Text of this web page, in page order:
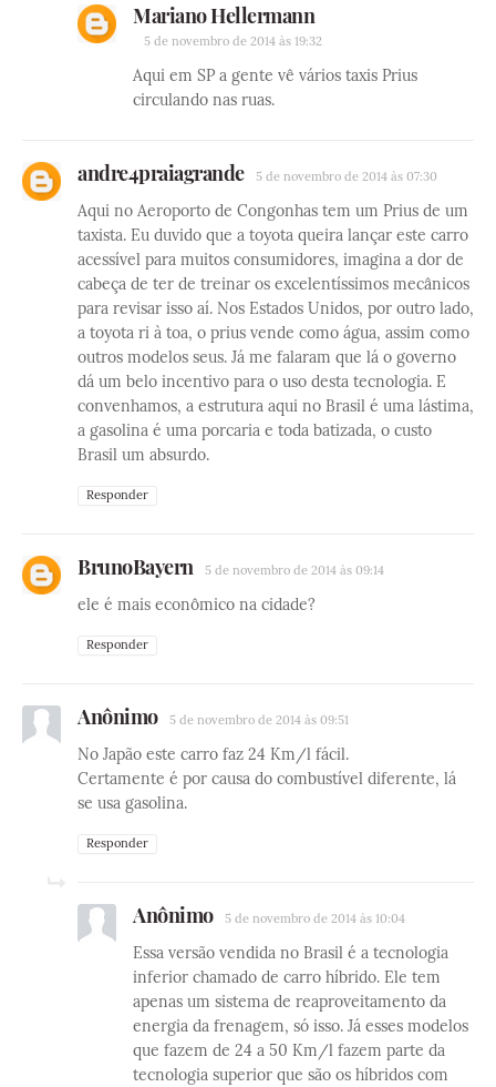
Mariano Hellermann
5 de novembro de 2014 às 19:32
Aqui em SP a gente vê vários taxis Prius
circulando nas ruas.
andre4praiagrande 5 de novembro de 2014 às 07:30
Aqui no Aeroporto de Congonhas tem um Prius de um
taxista. Eu duvido que a toyota queira lançar este carro
acessível para muitos consumidores, imagina a dor de
cabeça de ter de treinar os excelentíssimos mecânicos
para revisar isso aí. Nos Estados Unidos, por outro lado,
a toyota ri à toa, o prius vende como água, assim como
outros modelos seus. Já me falaram que lá o governo
dá um belo incentivo para o uso desta tecnologia. E
convenhamos, a estrutura aqui no Brasil é uma lástima,
a gasolina é uma porcaria e toda batizada, o custo
Brasil um absurdo.
Responder
BrunoBayern 5 de novembro de 2014 às 09:14
ele é mais econômico na cidade?
Responder
Anônimo 5 de novembro de 2014 às 09:51
No Japão este carro faz 24 Km/l fácil.
Certamente é por causa do combustível diferente, lá
se usa gasolina.
Responder
Anônimo 5 de novembro de 2014 às 10:04
Essa versão vendida no Brasil é a tecnologia
inferior chamado de carro híbrido. Ele tem
apenas um sistema de reaproveitamento da
energia da frenagem, só isso. Já esses modelos
que fazem de 24 a 50 Km/l fazem parte da
tecnologia superior que são os híbridos com